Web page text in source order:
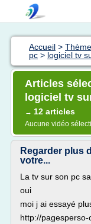
Accueil >
pc > logiciel tv
Articles
logiciel tv
→ 12 articles
Aucune vidéo
Regarder plus
votre...
La tv sur son pc
oui
moi j ai essayé
http://